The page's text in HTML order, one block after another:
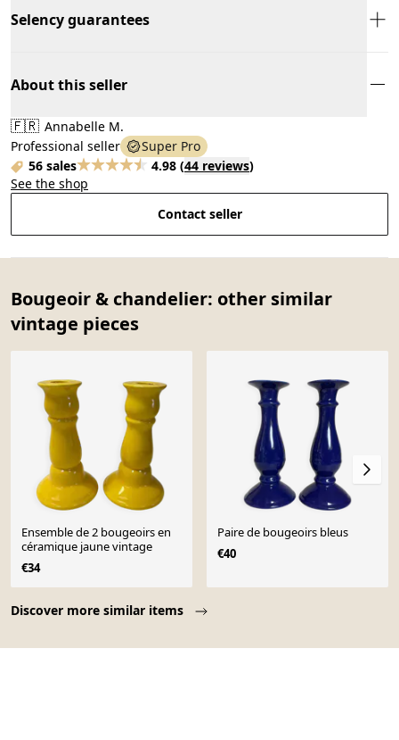
Selency guarantees
About this seller
🇫🇷 Annabelle M.
Professional seller
Super Pro
56 sales
4.98 (44 reviews)
See the shop
Contact seller
Bougeoir & chandelier: other similar
vintage pieces
Discover more similar items
Ensemble de 2 bougeoirs en
céramique jaune vintage
€34
Paire de bougeoirs bleus
€40